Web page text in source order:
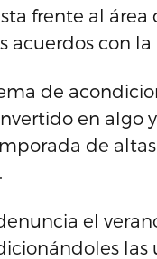
frente al
acuerdos con
de
en algo
de
el
las